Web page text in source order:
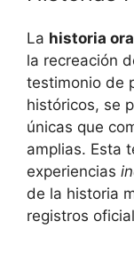
La historia
la recreación
testimonio de
históricos, se
únicas que
amplias. Esta
experiencias
de la historia
registros